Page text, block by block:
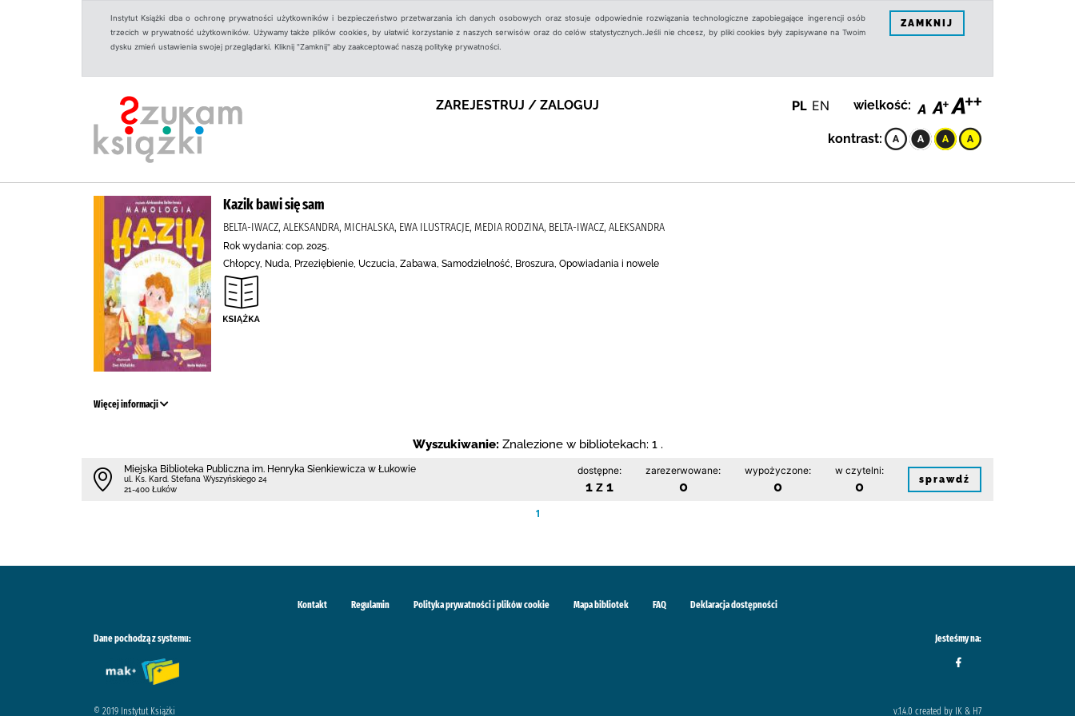
Instytut Książki dba o ochronę prywatności użytkowników i bezpieczeństwo przetwarzania ich danych osobowych oraz stosuje odpowiednie rozwiązania technologiczne zapobiegające ingerencji osób
trzecich w prywatność użytkowników. Używamy także plików cookies, by ułatwić korzystanie z naszych serwisów oraz do celów statystycznych.Jeśli nie chcesz, by pliki cookies były zapisywane na Twoim
dysku zmień ustawienia swojej przeglądarki. Kliknij "Zamknij" aby zaakceptować naszą politykę prywatności.
ZAMKNIJ
ZAREJESTRUJ / ZALOGUJ PL EN wielkość:
kontrast:
Kazik bawi się sam
BELTA-IWACZ, ALEKSANDRA, MICHALSKA, EWA ILUSTRACJE, MEDIA RODZINA, BELTA-IWACZ, ALEKSANDRA
Rok wydania: cop. 2025.
Chłopcy, Nuda, Przeziębienie, Uczucia, Zabawa, Samodzielność, Broszura, Opowiadania i nowele
Więcej informacji
Wyszukiwanie: Znalezione w bibliotekach: 1 .
Miejska Biblioteka Publiczna im. Henryka Sienkiewicza w Łukowie
ul. Ks. Kard. Stefana Wyszyńskiego 24
21-400 Łuków
dostępne:
1 z 1
zarezerwowane:
0
wypożyczone:
0
w czytelni:
0 sprawdź
1
Kontakt Regulamin Polityka prywatności i plików cookie Mapa bibliotek FAQ Deklaracja dostępności
Dane pochodzą z systemu: Jesteśmy na:
© 2019 Instytut Książki v.1.4.0 created by IK & H7